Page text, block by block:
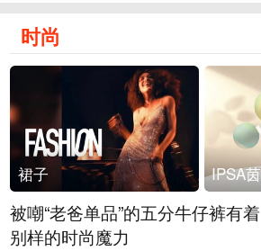
时尚
裙子
被嘲“老爸单品”的五分牛仔裤有着
别样的时尚魔力